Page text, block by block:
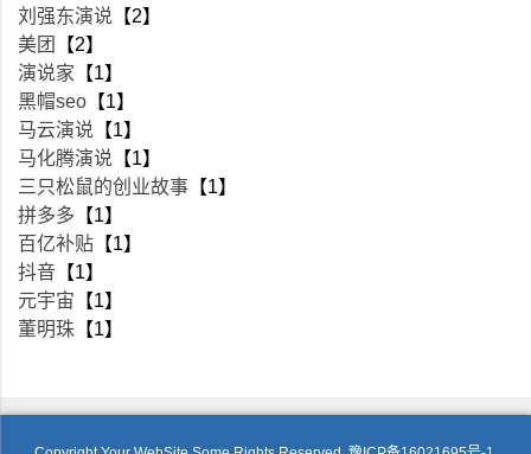
刘强东演说 【2】
美团
【2】
演说家 【1】
黑帽seo 【1】
马云演说 【1】
马化腾演说 【1】
三只松鼠的创业故事 【1】
拼多多 【1】
百亿补贴 【1】
抖音 【1】
元宇宙 【1】
董明珠 【1】